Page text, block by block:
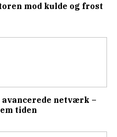
mod kulde og frost
netværk –
tiden